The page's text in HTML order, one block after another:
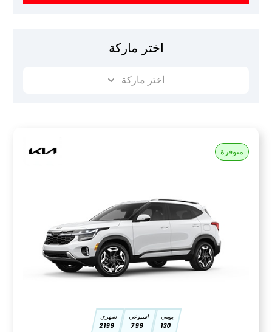
اختر ماركة
اختر ماركة
متوفرة
يومي
130
اسبوعي
799
شهري
2199